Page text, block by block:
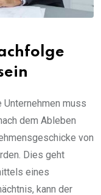
muss
dem Ableben
von
Dies geht
eines
kann der